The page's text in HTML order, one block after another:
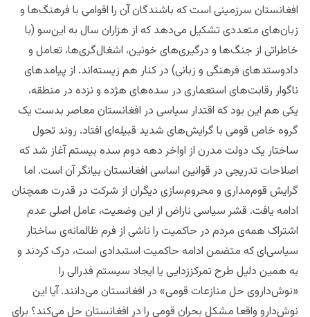
افغانستان سرزمینی است که باشندگان آن را اقوامی با فرهنگ‌ها و
زبان‌های متعددی تشکیل می‌دهد که از هزاران سال به این‌سو (با
خاطراتی از جنگ‌ها و درگیری‌های خونین، اشغال‌گری‌ها، تعامل و
دادوستدهای فرهنگی و زبانی) در کنار هم زیسته‌اند. از پیامدهای
ناگوار رقابت‌های استعماری در سده‌های هژده و نزده در منطقه،
یکی هم این بود که اقتدار سیاسی در افغانستان معاصر بدست یک
گروه خاص قومی با گرایش‌های شدید قبیله‌ای افتاد. روند تحول
ساختار یک دولت مدرن از اواخر دهه دوم سده بیستم آغاز شد که
اصلاحات تدریجی در قوانین اساسی افغانستان بیانگر آن است. اما
گرایش قوم‌مداری و محروم‌سازی دیگران از شرکت در قدرت همچنان
ادامه یافت. قشر سیاسی ناراض از این وضعیت، عامل اصلی عدم
اشتراک همه‌ی مردم در حاکمیت را ناشی از فرم ظالمانه‌ی ساختار
سیاسی‌ای که متضمن ادامه حاکمیت استبدادی است، درک‌ کردند و
به همین دلیل طرح تمرکززدایی یا ایجاد سیستم فدرالی را
«نوش‌داروی حل منازعات قومی» در افغانستان می‌دانند. آیا این
نوش‌دارو واقعا مشکل بحران قومی را در افغانستان حل می‌کند؟ برای